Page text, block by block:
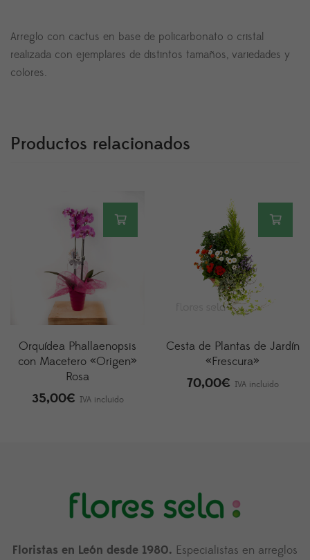
Arreglo con cactus en base de policarbonato o cristal
realizada con ejemplares de distintos tamaños, variedades y
colores.
Productos relacionados
Orquídea Phallaenopsis
con Macetero «Origen»
Rosa
35,00€ IVA incluido
Cesta de Plantas de Jardín
«Frescura»
70,00€ IVA incluido
Floristas en León desde 1980. Especialistas en arreglos